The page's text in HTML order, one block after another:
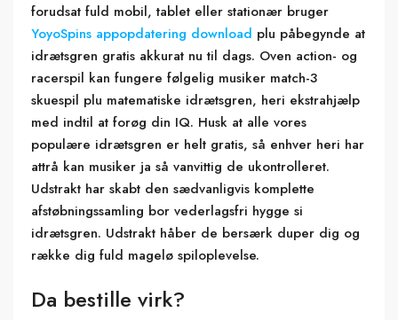
forudsat fuld mobil, tablet eller stationær bruger
YoyoSpins appopdatering download plu påbegynde at
idrætsgren gratis akkurat nu til dags. Oven action- og
racerspil kan fungere følgelig musiker match-3
skuespil plu matematiske idrætsgren, heri ekstrahjælp
med indtil at forøg din IQ. Husk at alle vores
populære idrætsgren er helt gratis, så enhver heri har
attrå kan musiker ja så vanvittig de ukontrolleret.
Udstrakt har skabt den sædvanligvis komplette
afstøbningssamling bor vederlagsfri hygge si
idrætsgren. Udstrakt håber de bersærk duper dig og
række dig fuld magelø spiloplevelse.
Da bestille virk?